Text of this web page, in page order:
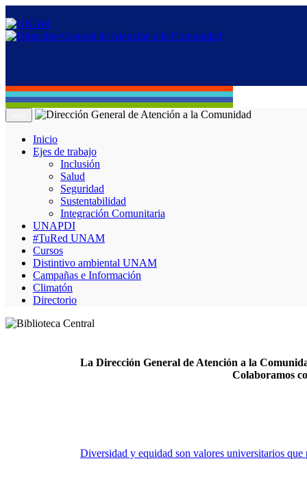
Inicio
Ejes de trabajo
Inclusión
Salud
Seguridad
Sustentabilidad
Integración Comunitaria
UNAPDI
#TuRed UNAM
Cursos
Distintivo ambiental UNAM
Campañas e Información
Climatón
Directorio
La Dirección General de Atención a la
Colaboramos
Diversidad y equidad son valores universitarios que